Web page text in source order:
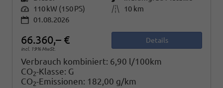
Leistung 110 kW (150 PS) Kilometerstand
10 km
01.08.2026
66.360,– €
incl. 19% MwSt.
Details
Verbrauch kombiniert: 6,90 l/100km
CO2-Klasse: G
CO2-Emissionen: 182,00 g/km